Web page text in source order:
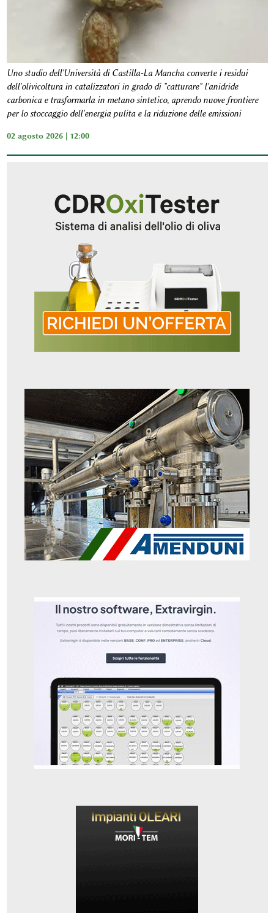
Uno studio dell'Università di Castilla-La Mancha converte i residui
dell'olivicoltura in catalizzatori in grado di "catturare" l'anidride
carbonica e trasformarla in metano sintetico, aprendo nuove frontiere
per lo stoccaggio dell'energia pulita e la riduzione delle emissioni
02 agosto 2026 | 12:00